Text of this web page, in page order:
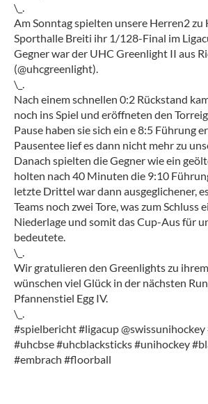
\_.
Am Sonntag spielten unsere Herren2 zu
Sporthalle Breiti ihr 1/128-Final im
Gegner war der UHC Greenlight II aus
(@uhcgreenlight).
\_.
Nach einem schnellen 0:2 Rückstand
noch ins Spiel und eröffneten den
Pause haben sie sich ein e 8:5 Führung
Pausentee lief es dann nicht mehr zu
Danach spielten die Gegner wie ein
holten nach 40 Minuten die 9:10
letzte Drittel war dann ausgeglichener,
Teams noch zwei Tore, was zum Schluss
Niederlage und somit das Cup-Aus für
bedeutete.
\_.
Wir gratulieren den Greenlights zu
wünschen viel Glück in der nächsten
Pfannenstiel Egg IV.
\_.
#spielbericht #ligacup
#uhcbse #uhcblacksticks #unihockey
#embrach #floorball